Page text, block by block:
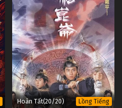
Hoàn Tất(20/20) Lồng Tiếng